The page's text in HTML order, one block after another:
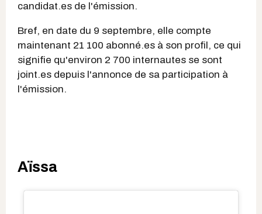
candidat.es de l'émission.
Bref, en date du 9 septembre, elle compte
maintenant 21 100 abonné.es à son profil, ce qui
signifie qu'environ 2 700 internautes se sont
joint.es depuis l'annonce de sa participation à
l'émission.
Aïssa